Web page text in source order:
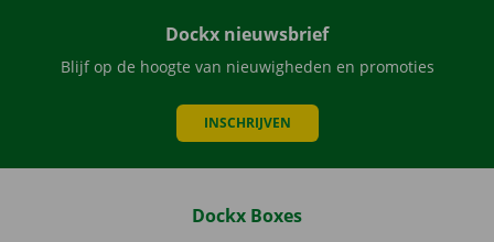
Dockx nieuwsbrief
Blijf op de hoogte van nieuwigheden en promoties
INSCHRIJVEN
Dockx Boxes